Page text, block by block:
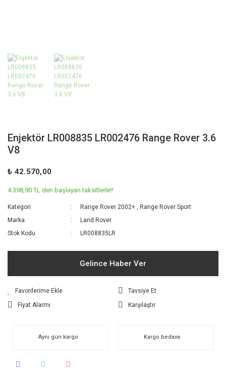
Enjektör LR008835 LR002476 Range Rover 3.6
V8
₺ 42.570,00
4.398,90 TL den başlayan taksitlerle!!
Kategori Range Rover 2002+ ,Range Rover Sport
Marka
Land Rover
Stok Kodu
LR008835LR
Gelince Haber Ver
Tavsiye Et
Fiyat Alarmı
Karşılaştır
Aynı gün kargo Kargo bedava